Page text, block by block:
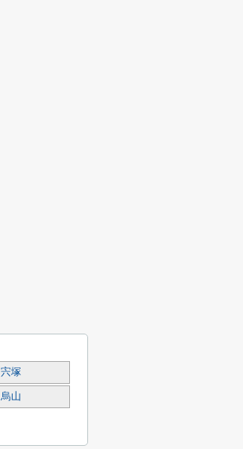
宍塚
烏山